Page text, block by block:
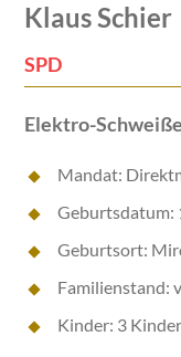
Klaus Schier
SPD
Elektro-
Mandat:
Geburtsdatum:
Geburtsort:
Familienstand:
Kinder: 3 Kinder